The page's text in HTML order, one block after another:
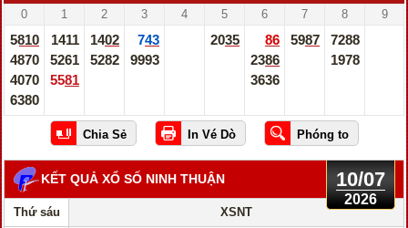
0 1 2 3 4 5 6 7 8 9
5810
4870
4070
6380
1411
5261
5581
1402
5282
743
9993
2035
86
2386
3636
5987
7288
1978
KẾT QUẢ XỔ SỐ NINH THUẬN 10/07
2026
Thứ sáu XSNT